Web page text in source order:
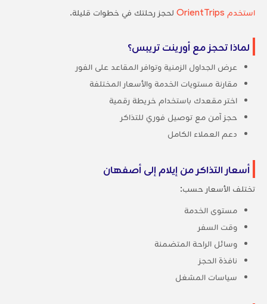
استخدم OrientTrips
لحجز رحلتك في خطوات قليلة.
لماذا تحجز مع أورينت تريبس؟
عرض الجداول الزمنية وتوافر المقاعد على الفور
مقارنة مستويات الخدمة والأسعار المختلفة
اختر مقعدك باستخدام خريطة رقمية
حجز آمن مع توصيل فوري للتذاكر
دعم العملاء الكامل
أسعار التذاكر من إيلام إلى أصفهان
تختلف الأسعار حسب:
مستوى الخدمة
وقت السفر
وسائل الراحة المتضمنة
نافذة الحجز
سياسات المشغل